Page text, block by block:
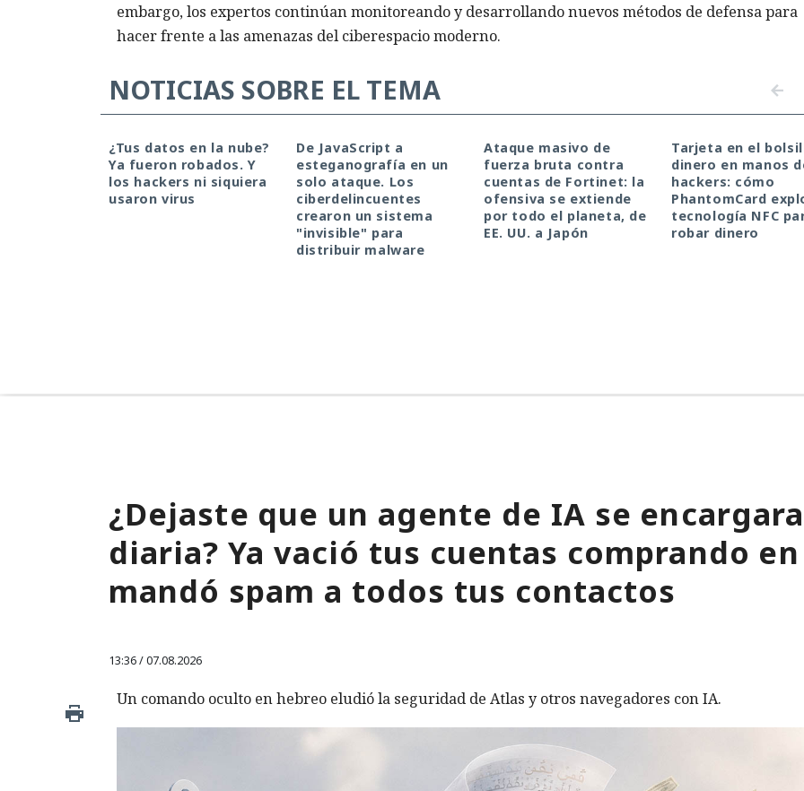
embargo, los expertos continúan monitoreando y desarrollando nuevos métodos de defensa para
hacer frente a las amenazas del ciberespacio moderno.
NOTICIAS SOBRE EL TEMA
¿Tus datos en la nube?
Ya fueron robados. Y
los hackers ni siquiera
usaron virus
De JavaScript a
esteganografía en un
solo ataque. Los
ciberdelincuentes
crearon un sistema
"invisible" para
distribuir malware
Ataque masivo de
fuerza bruta contra
cuentas de Fortinet: la
ofensiva se extiende
por todo el planeta, de
EE. UU. a Japón
Tarjeta en el
dinero en manos
hackers: cómo
PhantomCard
tecnología NFC
robar dinero
¿Dejaste que un agente de IA se
diaria? Ya vació tus cuentas comprando
mandó spam a todos tus contactos
13:36 / 07.08.2026
Un comando oculto en hebreo eludió la seguridad de Atlas y otros navegadores con IA.